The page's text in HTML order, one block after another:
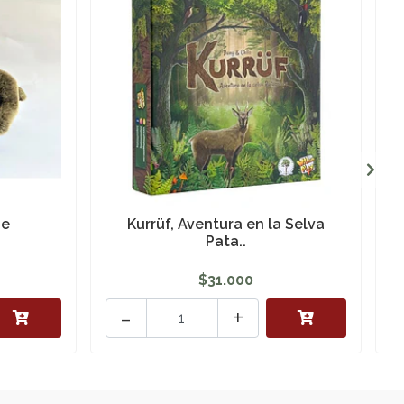
Kurrüf, Aventura en la Selva
Pata..
$31.000
+
-